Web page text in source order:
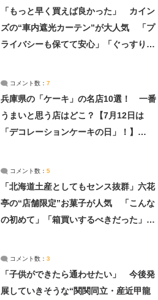
「もっと早く買えば良かった」 カイン
ズの“車内遮光カーテン”が大人気 「プ
ライバシーも保てて安心」「ぐっすり眠
コメント数： 7
兵庫県の「ケーキ」の名店10選！ 一番
うまいと思う店はどこ？【7月12日は
「デコレーションケーキの日」！】
コメント数： 5
「北海道土産としてもセンス抜群」六花
亭の“店舗限定”お菓子が人気 「こんな
の初めて」「箱買いするべきだった」
コメント数： 3
「子供ができたら通わせたい」 今後発
展していきそうな“関関同立・産近甲龍